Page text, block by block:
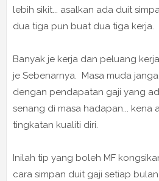
lebih sikit... asalkan ada duit
dua tiga pun buat dua tiga kerja.
Banyak je kerja dan peluang
je Sebenarnya. Masa muda
dengan pendapatan gaji yang
senang di masa hadapan... kena
tingkatan kualiti diri.
Inilah tip yang boleh MF
cara simpan duit gaji setiap